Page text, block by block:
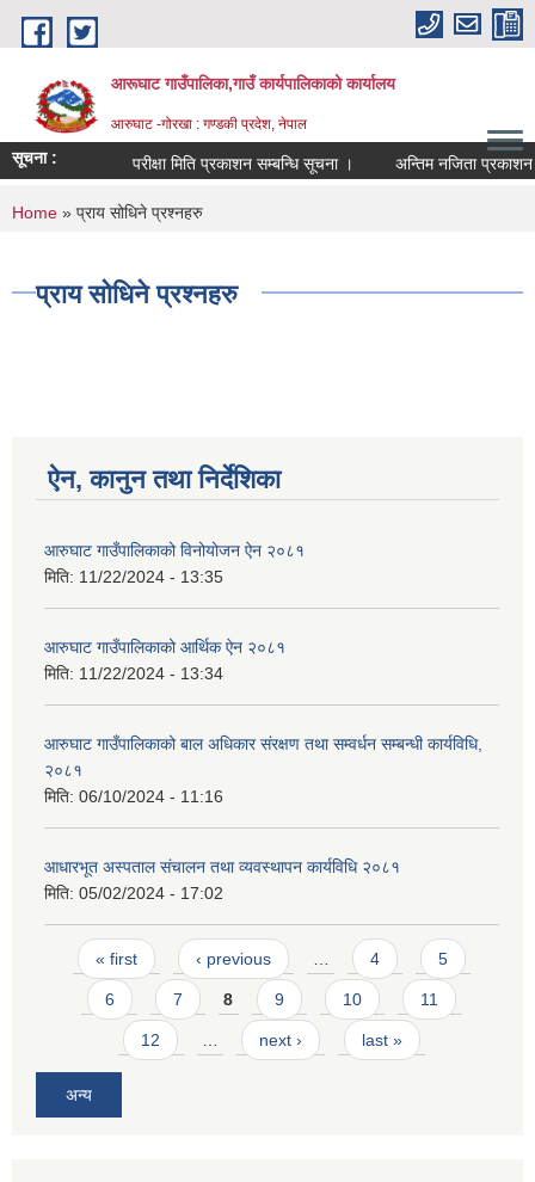
Skip to main content
आरूघाट गाउँपालिका,गाउँ कार्यपालिकाको कार्यालय
आरुघाट -गोरखा : गण्डकी प्रदेश, नेपाल
सूचना : परीक्षा मिति प्रकाशन सम्बन्धि सूचना । अन्तिम नजिता प्रकाशन
You are here
Home » प्राय सोधिने प्रश्नहरु
प्राय सोधिने प्रश्नहरु
ऐन, कानुन तथा निर्देशिका
आरुघाट गाउँपालिकाको विनोयोजन ऐन २०८१
मिति: 11/22/2024 - 13:35
आरुघाट गाउँपालिकाको आर्थिक ऐन २०८१
मिति: 11/22/2024 - 13:34
आरुघाट गाउँपालिकाको बाल अधिकार संरक्षण तथा सम्वर्धन सम्बन्धी कार्यविधि,
२०८१
मिति: 06/10/2024 - 11:16
आधारभूत अस्पताल संचालन तथा व्यवस्थापन कार्यविधि २०८१
मिति: 05/02/2024 - 17:02
Pages
« first ‹ previous 4 5
6 7 8 9 10 11
12 next › last »
अन्य